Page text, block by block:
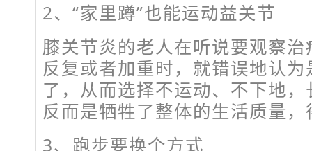
2、“家里蹲”也能运动益关节
膝关节炎的老人在听说要观察
反复或者加重时，就错误地认
了，从而选择不运动、不下地
反而是牺牲了整体的生活质量
3、跑步要换个方式